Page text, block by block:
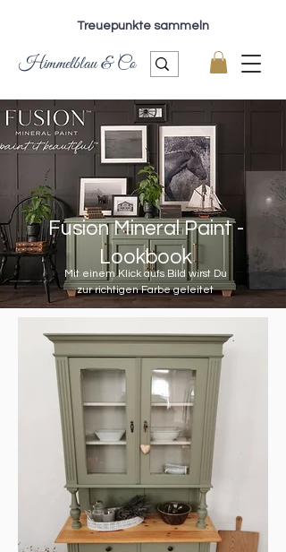
Treuepunkte sammeln
Himmelblau & Co
Fusion Mineral Paint -
Lookbook
Mit einem Klick aufs Bild wirst Du
zur richtigen Farbe geleitet